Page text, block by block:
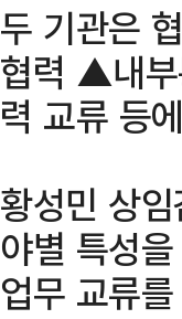
두 기관은
협력 ▲내부
력 교류 등
황성민 상
야별 특성
업무 교류